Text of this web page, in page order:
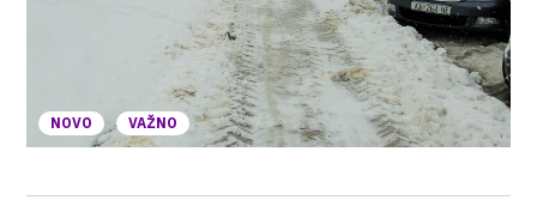
NOVO VAŽNO